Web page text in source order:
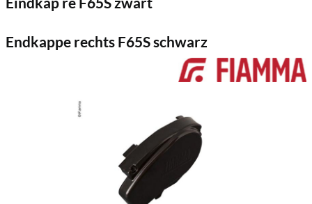
Endkappe rechts F65S schwarz